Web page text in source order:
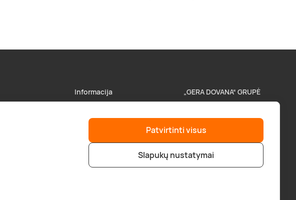
Patvirtinti visus
Slapukų nustatymai
Informacija
Parduotuvės
Pristatymas
„GERA DOVANA“ GRUPĖ
superprezenty.pl
bookitnow.lt